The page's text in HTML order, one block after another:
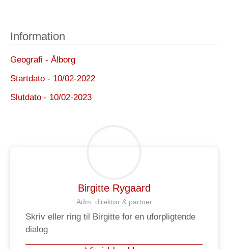
Information
Geografi - Ålborg
Startdato - 10/02-2022
Slutdato - 10/02-2023
Birgitte Rygaard
Adm. direktør & partner
Skriv eller ring til Birgitte for en uforpligtende
dialog